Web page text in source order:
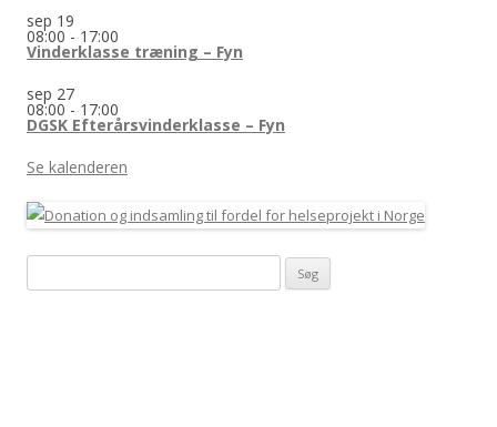
sep 19
08:00 - 17:00
Vinderklasse træning – Fyn
sep 27
08:00 - 17:00
DGSK Efterårsvinderklasse – Fyn
Se kalenderen
efter: